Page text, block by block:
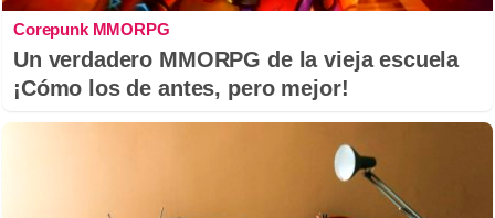
Corepunk MMORPG
Un verdadero MMORPG de la vieja escuela
¡Cómo los de antes, pero mejor!